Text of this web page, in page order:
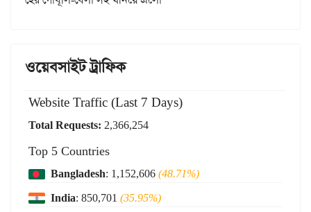
ওয়েবসাইট ট্রাফিক
Website Traffic (Last 7 Days)
Total Requests: 2,366,254
Top 5 Countries
Bangladesh: 1,152,606(48.71%)
India: 850,701 (35.95%)